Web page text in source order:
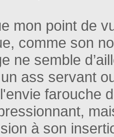
mon point de
comme son
ne semble
ass servant
farouche
à son